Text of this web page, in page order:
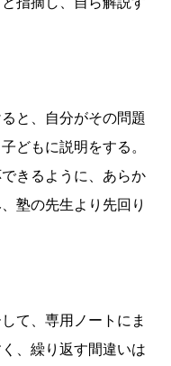
と、自分がその問題
どもに説明をする。
きるように、あらか
塾の先生より先回り
て、専用ノートにま
、繰り返す間違いは